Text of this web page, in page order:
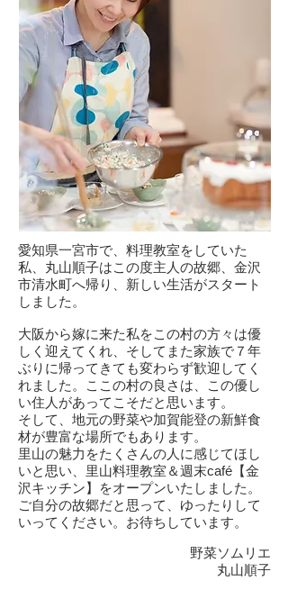
愛知県一宮市で、料理教室をしていた
私、丸山順子はこの度主人の故郷、金沢
市清水町へ帰り、新しい生活がスタート
しました。
大阪から嫁に来た私をこの村の方々は優
しく迎えてくれ、そしてまた家族で７年
ぶりに帰ってきても変わらず歓迎してく
れました。ここの村の良さは、この優し
い住人があってこそだと思います。
そして、地元の野菜や加賀能登の新鮮食
材が豊富な場所でもあります。
里山の魅力をたくさんの人に感じてほし
いと思い、里山料理教室＆週末café【金
沢キッチン】をオープンいたしました。
ご自分の故郷だと思って、ゆったりして
いってください。お待ちしています。
野菜ソムリエ
丸山順子